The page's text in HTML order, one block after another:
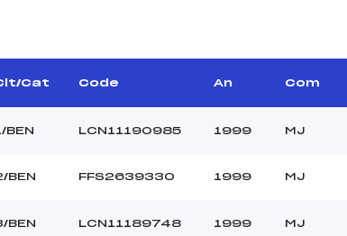
–
MICHEL (MJ)
Distance :
Point Haut :
–
Cat Code An Com
BEN LCN11190985 1999 MJ
BEN FFS2639330 1999 MJ
BEN LCN11189748 1999 MJ